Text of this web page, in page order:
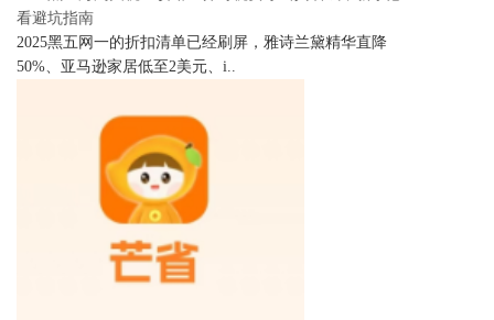
看避坑指南
2025黑五网一的折扣清单已经刷屏，雅诗兰黛精华直降
50%、亚马逊家居低至2美元、i..